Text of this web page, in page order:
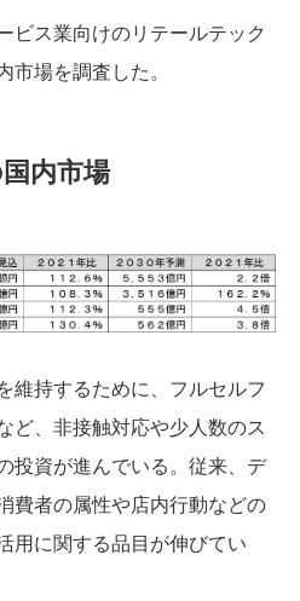
ビス業向けのリテールテック
場を調査した。
内市場
維持するために、フルセルフ
ど、非接触対応や少人数のス
投資が進んでいる。従来、デ
費者の属性や店内行動などの
用に関する品目が伸びてい